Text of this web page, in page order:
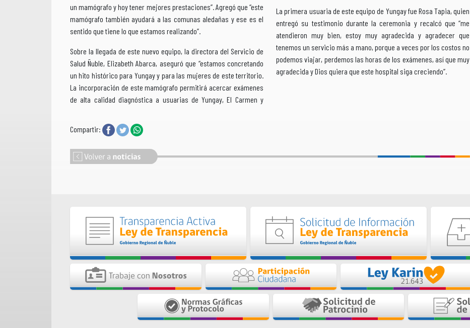
un mamógrafo y hoy tener mejores prestaciones”. Agregó que “este
mamógrafo también ayudará a las comunas aledañas y ese es el
sentido que tiene lo que estamos realizando”.
Sobre la llegada de este nuevo equipo, la directora del Servicio de
Salud Ñuble, Elizabeth Abarca, aseguró que “estamos concretando
un hito histórico para Yungay y para las mujeres de este territorio.
La incorporación de este mamógrafo permitirá acercar exámenes
de alta calidad diagnóstica a usuarias de Yungay, El Carmen y
La primera usuaria de este equipo de Yungay fue Rosa Tapia, quien
entregó su testimonio durante la ceremonia y recalcó que “me
atendieron muy bien, estoy muy agradecida y agradecer que
tenemos un servicio más a mano, porque a veces por los costos no
podemos viajar, perdemos las horas de los exámenes, así que muy
agradecida y Dios quiera que este hospital siga creciendo”.
Compartir: